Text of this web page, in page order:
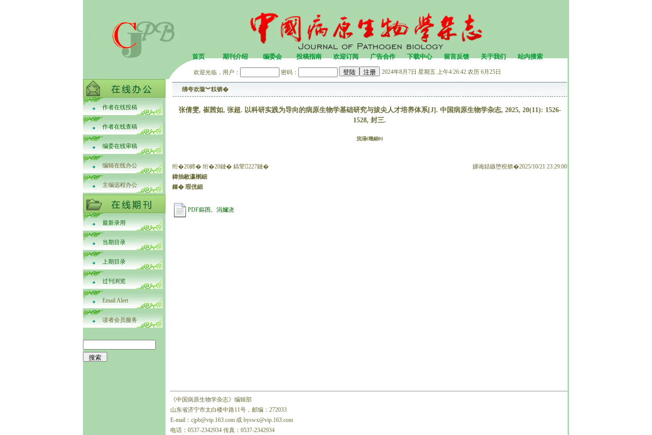
首页 期刊介绍 编委会 投稿指南 欢迎订阅 广告合作 下载中心 留言反馈 关于我们 站内搜索
欢迎光临，用户： 密码： 2024年8月7日 星期五 上午4:26:42 农历 6月25日
作者在线投稿
作者在线查稿
编委在线审稿
编辑在线办公
主编远程办公
最新录用
当期目录
上期目录
过刊浏览
Email Alert
读者会员服务
绋夸欢璇︾粏锛�
张倩雯, 崔茜如, 张超. 以科研实践为导向的病原生物学基础研究与拔尖人才培养体系[J]. 中国病原生物学杂志, 2025, 20(11): 1526-
1528, 封三.
浣滆€咃細01
娣诲姞鏃堕棿锛�2025/10/21 23:29:00
绗�20鍗� 绗�20鏈� 鎬荤227鏈�
鍏抽敭瀛楋細
鎽� 瑕侊細
PDF鏂囨。涓嬭浇
《中国病原生物学杂志》编辑部
山东省济宁市太白楼中路11号，邮编：272033
E-mail：cjpb@vip.163.com 或 byswx@vip.163.com
电话：0537-2342934 传真：0537-2342934